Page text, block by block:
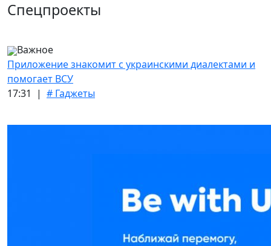
Спецпроекты
Важное
Приложение знакомит с украинскими диалектами и
помогает ВСУ
17:31 | # Гаджеты